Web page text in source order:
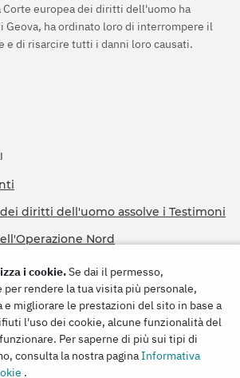
Corte europea dei diritti dell'uomo ha
Geova, ha ordinato loro di interrompere il
e di risarcire tutti i danni loro causati.
diritti dell'uomo assolve i Testimoni
Nord
i cookie.Se dai il permesso,
rendere la tua visita più personale,
e migliorare le prestazioni del sito in base a
l'uso dei cookie, alcune funzionalità del
Per saperne di più sui tipi di
consulta la nostra paginaInformativa
.